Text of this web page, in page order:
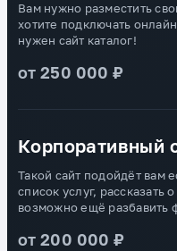
Вам нужно разместить
хотите подключать
нужен сайт каталог!
от 250 000 ₽
Корпоративный
Такой сайт подойдёт вам
список услуг, рассказать
возможно ещё разбавить
от 200 000 ₽